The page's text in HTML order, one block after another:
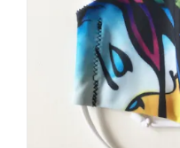
AJOUTER AU